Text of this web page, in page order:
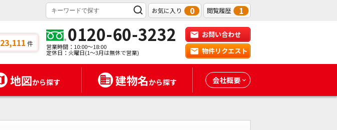
お気に入り 0 閲覧履歴 1
23,111 件 0120-60-3232
営業時間：10:00～18:00
定休日：火曜日(1～3月は無休で営業)
お問い合わせ
物件リクエスト
地図から探す 建物名から探す 会社概要